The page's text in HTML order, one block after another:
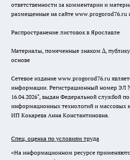
ответственности за комментарии и
размещенные на сайте www.progorod76.ru
Распространение листовок в Ярославле
Материалы, помеченные знаком ∆,
основе
Сетевое издание www.progorod76.ru
информации. Регистрационный номер ЭЛ
16.04.2026", выдан Федеральной службой
информационных технологий и массовых
ИП Кокарева Анна Константиновна.
Спец. оценка по условиям труда
«На информационном ресурсе